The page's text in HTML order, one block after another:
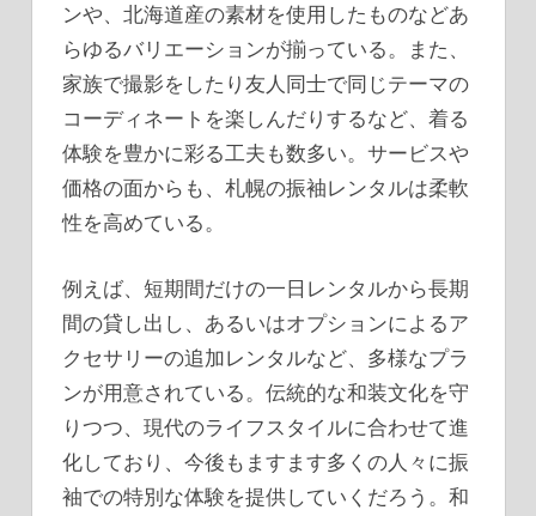
ンや、北海道産の素材を使用したものなどあ
らゆるバリエーションが揃っている。また、
家族で撮影をしたり友人同士で同じテーマの
コーディネートを楽しんだりするなど、着る
体験を豊かに彩る工夫も数多い。サービスや
価格の面からも、札幌の振袖レンタルは柔軟
性を高めている。
例えば、短期間だけの一日レンタルから長期
間の貸し出し、あるいはオプションによるア
クセサリーの追加レンタルなど、多様なプラ
ンが用意されている。伝統的な和装文化を守
りつつ、現代のライフスタイルに合わせて進
化しており、今後もますます多くの人々に振
袖での特別な体験を提供していくだろう。和